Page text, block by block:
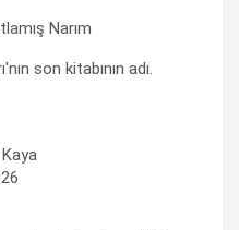
Narım
son kitabının adı.